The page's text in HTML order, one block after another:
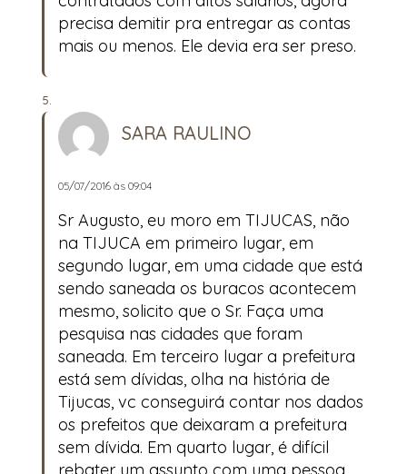
precisa demitir pra entregar as contas
mais ou menos. Ele devia era ser preso.
SARA RAULINO
05/07/2016 às 09:04
Sr Augusto, eu moro em TIJUCAS, não
na TIJUCA em primeiro lugar, em
segundo lugar, em uma cidade que está
sendo saneada os buracos acontecem
mesmo, solicito que o Sr. Faça uma
pesquisa nas cidades que foram
saneada. Em terceiro lugar a prefeitura
está sem dívidas, olha na história de
Tijucas, vc conseguirá contar nos dados
os prefeitos que deixaram a prefeitura
sem dívida. Em quarto lugar, é difícil